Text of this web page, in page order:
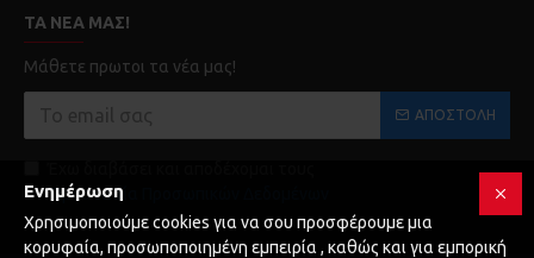
ΤΑ ΝΈΑ ΜΑΣ!
Μάθετε πρωτοι τα νέα μας!
ΑΠΟΣΤΟΛΉ
Προστασία Προσωπικών Δεδομένων
Ενημέρωση
Χρησιμοποιούμε cookies για να σου προσφέρουμε μια
κορυφαία, προσωποποιημένη εμπειρία , καθώς και για εμπορική